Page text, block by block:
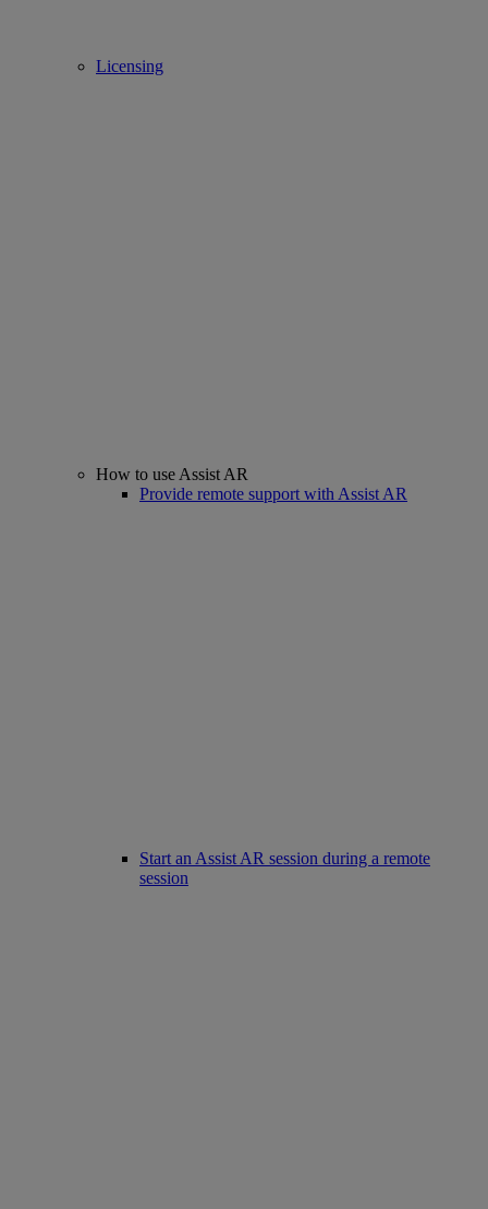
Licensing
How to use Assist AR
Provide remote support with Assist AR
Start an Assist AR session during a remote
session